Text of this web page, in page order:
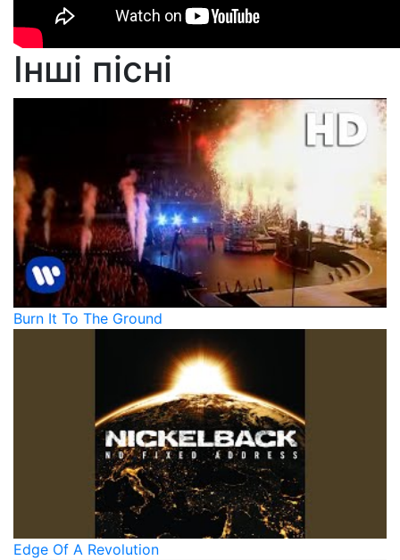
Інші пісні
Burn It To The Ground
Edge Of A Revolution